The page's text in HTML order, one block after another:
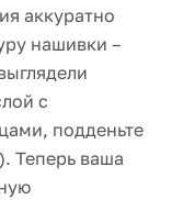
аккуратно
нашивки –
с
подденьте
Теперь ваша